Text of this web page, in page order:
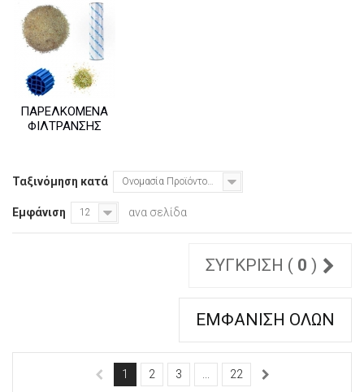
ΠΑΡΕΛΚΌΜΕΝΑ
ΦΊΛΤΡΑΝΣΗΣ
Ταξινόμηση κατά Ονομασία Προϊόντος: Α έως το Ω
Εμφάνιση 12 ανα σελίδα
ΣΎΓΚΡΙΣΗ ( 0 )
ΕΜΦΆΝΙΣΗ ΌΛΩΝ
1 2 3 ... 22